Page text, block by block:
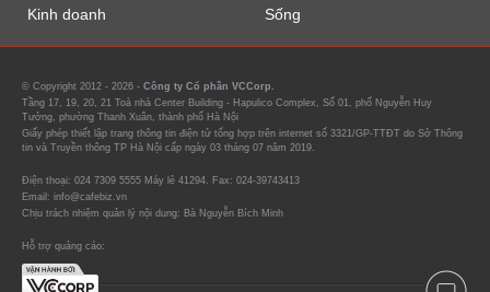
Kinh doanh Sống
© Copyright 2012 - 2026 - Công ty Cổ phần VCCorp.
Tầng 17, 19, 20, 21 Toà nhà Center Building - Hapulico Complex, Số 01, phố Nguyễn Huy
Tưởng, phường Thanh Xuân, thành phố Hà Nội
Giấy phép thiết lập trang thông tin điện tử tổng hợp trên internet số 3321/GP-TTĐT do Sở Thông
tin và Truyền thông TP Hà Nội cấp ngày 03 tháng 07 năm 2019.
Điện thoại: 024 7309 5555 Máy lẻ 41294. Fax: 024-39743413
Email: info@cafebiz.vn
Chịu trách nhiệm quản lý nội dung: Bà Nguyễn Bích Minh
Hỗ trợ quảng cáo: